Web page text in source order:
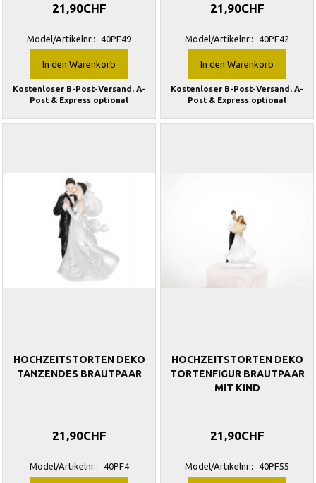
21,90CHF
Model/Artikelnr.: 40PF49
In den Warenkorb
Kostenloser B-Post-Versand. A-
Post & Express optional
21,90CHF
Model/Artikelnr.: 40PF42
In den Warenkorb
Kostenloser B-Post-Versand. A-
Post & Express optional
HOCHZEITSTORTEN DEKO
TANZENDES BRAUTPAAR
21,90CHF
Model/Artikelnr.: 40PF4
HOCHZEITSTORTEN DEKO
TORTENFIGUR BRAUTPAAR
MIT KIND
21,90CHF
Model/Artikelnr.: 40PF55